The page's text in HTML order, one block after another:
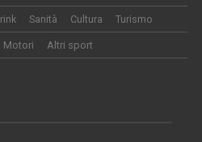
Sanità Cultura Turismo
Motori Altri sport